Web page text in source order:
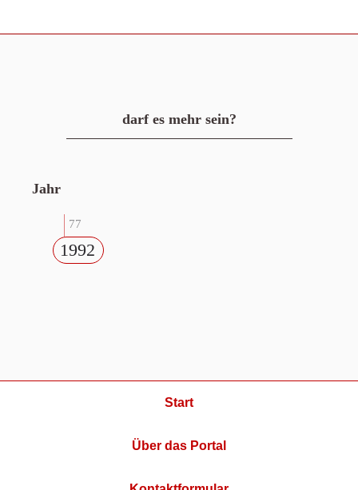
darf es mehr sein?
Jahr
77
1992
Start
Über das Portal